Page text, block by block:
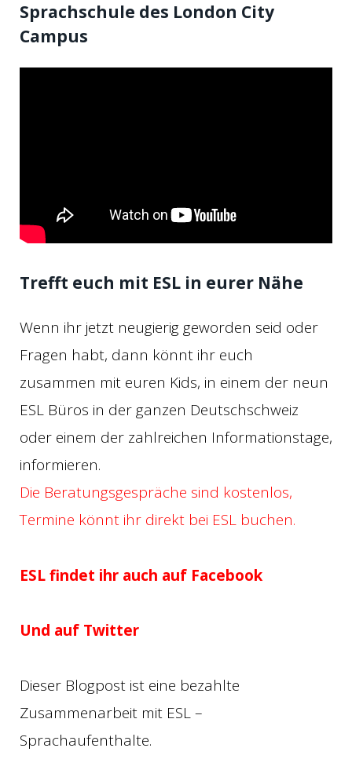
Sprachschule des London City
Campus
Trefft euch mit ESL in eurer Nähe
Wenn ihr jetzt neugierig geworden seid oder
Fragen habt, dann könnt ihr euch
zusammen mit euren Kids, in einem der neun
ESL Büros in der ganzen Deutschschweiz
oder einem der zahlreichen Informationstage,
informieren.
Die Beratungsgespräche sind kostenlos,
Termine könnt ihr direkt bei ESL buchen.
ESL findet ihr auch auf Facebook
Und auf Twitter
Dieser Blogpost ist eine bezahlte
Zusammenarbeit mit ESL –
Sprachaufenthalte.